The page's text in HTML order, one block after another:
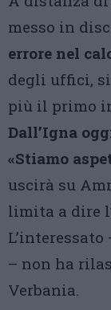
messo in
errore nel
degli uffici,
più il primo
Dall’Igna
«Stiamo
uscirà su
limita a dire
– non ha
Verbania.